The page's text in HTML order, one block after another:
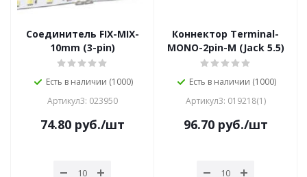
Соединитель FIX-MIX-
10mm (3-pin)
Есть в наличии (1000)
Артикул3: 023950
74.80руб./шт
Коннектор Terminal-
MONO-2pin-M (Jack 5.5)
Есть в наличии (1000)
Артикул3: 019218(1)
96.70руб./шт